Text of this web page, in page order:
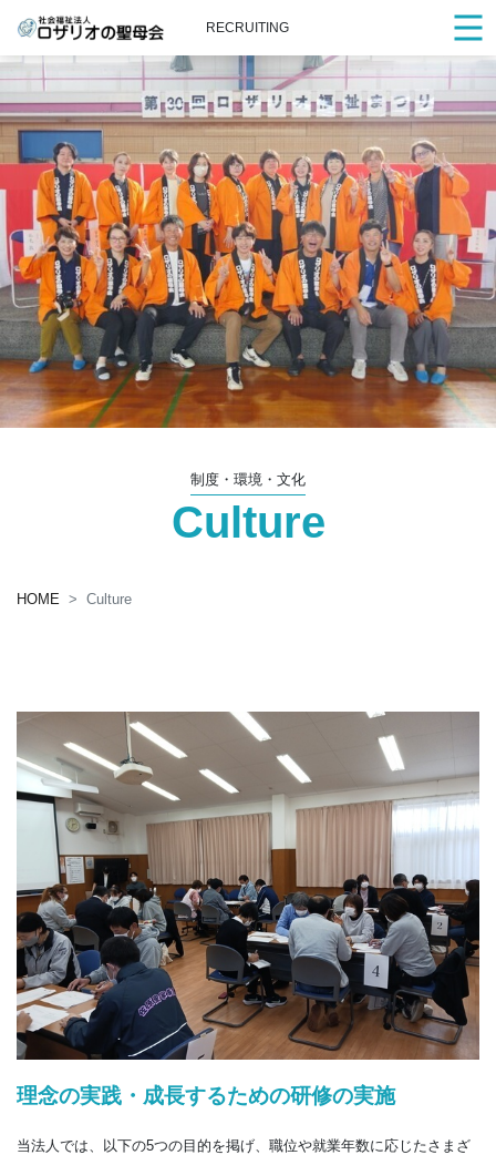
RECRUITING
制度・環境・文化
Culture
HOME Culture
理念の実践・成長するための研修の実施
当法人では、以下の5つの目的を掲げ、職位や就業年数に応じたさまざ